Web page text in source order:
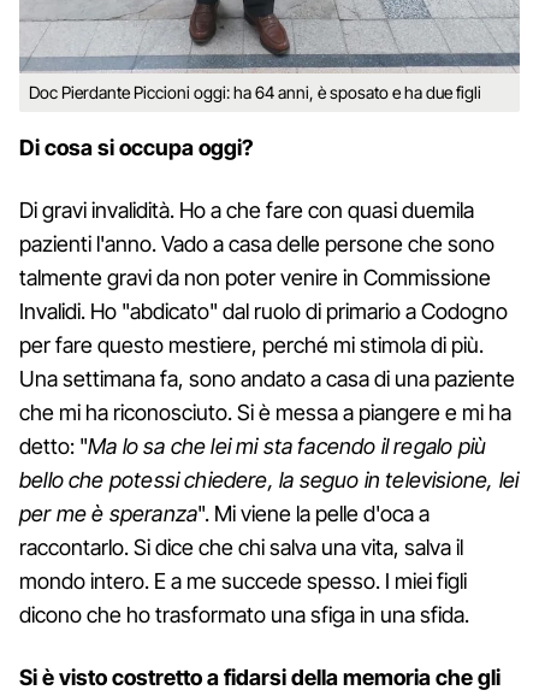
Doc Pierdante Piccioni oggi: ha 64 anni, è sposato e ha due figli
Di cosa si occupa oggi?
Di gravi invalidità. Ho a che fare con quasi duemila
pazienti l'anno. Vado a casa delle persone che sono
talmente gravi da non poter venire in Commissione
Invalidi. Ho "abdicato" dal ruolo di primario a Codogno
per fare questo mestiere, perché mi stimola di più.
Una settimana fa, sono andato a casa di una paziente
che mi ha riconosciuto. Si è messa a piangere e mi ha
detto: "Ma lo sa che lei mi sta facendo il regalo più
bello che potessi chiedere, la seguo in televisione, lei
per me è speranza". Mi viene la pelle d'oca a
raccontarlo. Si dice che chi salva una vita, salva il
mondo intero. E a me succede spesso. I miei figli
dicono che ho trasformato una sfiga in una sfida.
Si è visto costretto a fidarsi della memoria che gli